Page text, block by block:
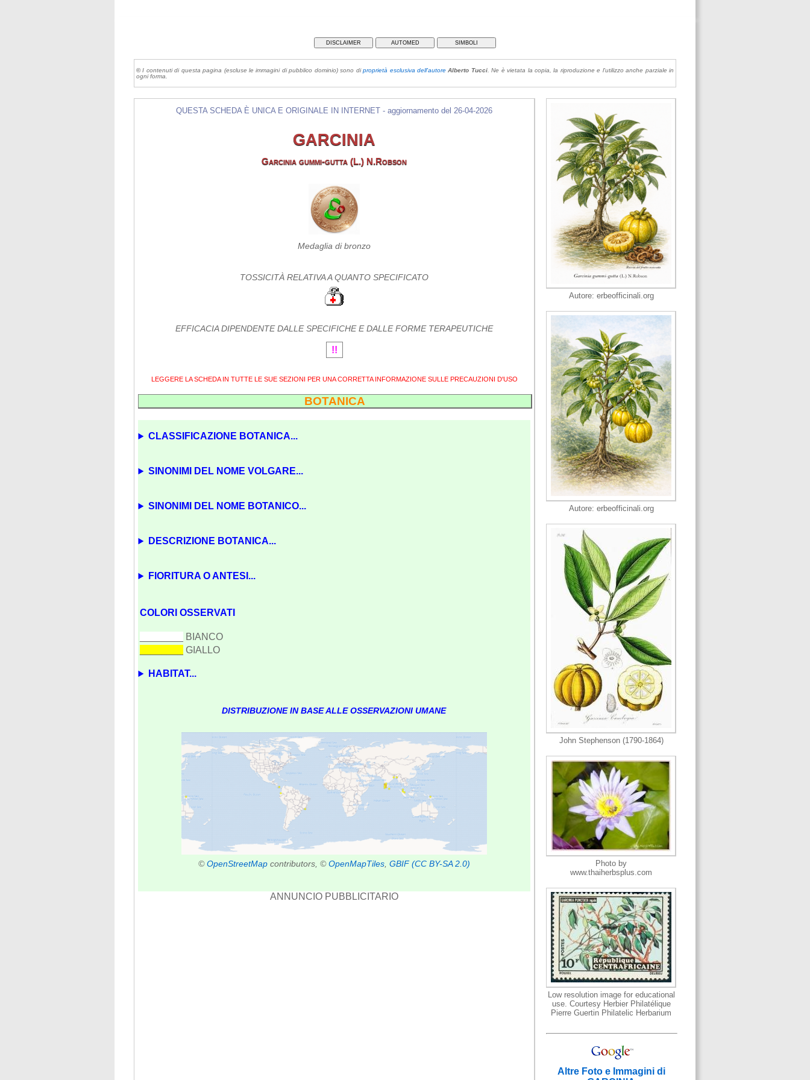
DISCLAIMER AUTOMED SIMBOLI
© I contenuti di questa pagina (escluse le immagini di pubblico dominio) sono diproprietà esclusiva dell'autore Alberto Tucci. Ne è vietata la copia, la riproduzione e l'utilizzo anche parziale in
ogni forma.
QUESTA SCHEDA È UNICA E ORIGINALE IN INTERNET - aggiornamento del 26-04-2026
GARCINIA
Garcinia gummi-gutta (L.) N.Robson
Medaglia di bronzo
TOSSICITÀ RELATIVA A QUANTO SPECIFICATO
EFFICACIA DIPENDENTE DALLE SPECIFICHE E DALLE FORME TERAPEUTICHE
!!
LEGGERE LA SCHEDA IN TUTTE LE SUE SEZIONI PER UNA CORRETTA INFORMAZIONE SULLE PRECAUZIONI D'USO
BOTANICA
CLASSIFICAZIONE BOTANICA...
SINONIMI DEL NOME VOLGARE...
SINONIMI DEL NOME BOTANICO...
DESCRIZIONE BOTANICA...
FIORITURA O ANTESI...
COLORI OSSERVATI
BIANCO
GIALLO
HABITAT...
DISTRIBUZIONE IN BASE ALLE OSSERVAZIONI UMANE
©OpenStreetMapcontributors, ©OpenMapTiles, GBIF (CC BY-SA 2.0)
ANNUNCIO PUBBLICITARIO
Autore: erbeofficinali.org
Autore: erbeofficinali.org
John Stephenson (1790-1864)
Photo by
www.thaiherbsplus.com
Low resolution image for educational
use. Courtesy Herbier Philatélique
Pierre Guertin Philatelic Herbarium
Altre Foto e Immagini di